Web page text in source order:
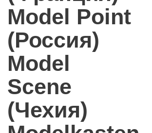
Model Point
(Россия)
Model
Scene
(Чехия)